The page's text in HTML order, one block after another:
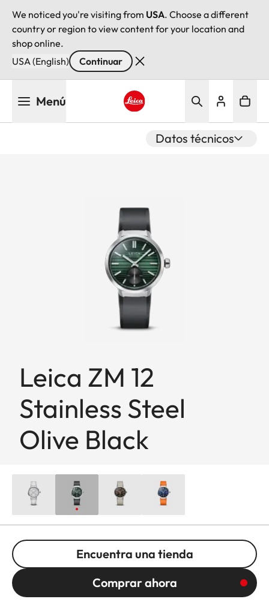
We noticed you're visiting from USA. Choose a different
country or region to view content for your location and
shop online.
USA (English)
Continuar
Menú
Datos técnicos
Leica ZM 12
Stainless Steel
Olive Black
Encuentra una tienda
Comprar ahora